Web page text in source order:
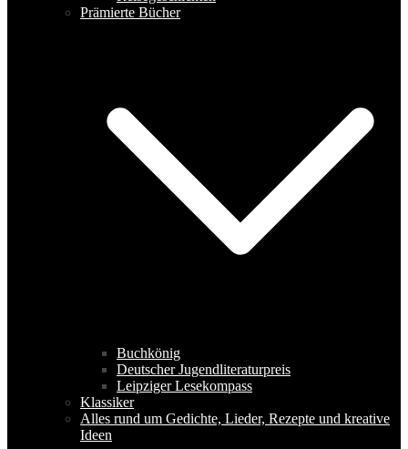
Prämierte Bücher
Buchkönig
Deutscher Jugendliteraturpreis
Leipziger Lesekompass
Klassiker
Alles rund um Gedichte, Lieder, Rezepte und kreative
Ideen